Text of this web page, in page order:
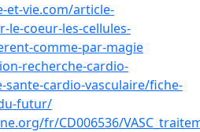
et-vie.com/article-
le-coeur-les-cellules-
comme-par-magie
recherche-cardio-
cardio-vasculaire/fiche-
futur/
fr/CD006536/